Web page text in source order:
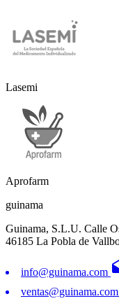
Lasemi
Aprofarm
guinama
Guinama, S.L.U. Calle
46185 La Pobla de
info@guinama.com
ventas@guinama.com